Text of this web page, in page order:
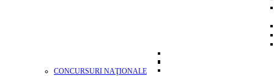
CONCURSURI NAŢIONALE